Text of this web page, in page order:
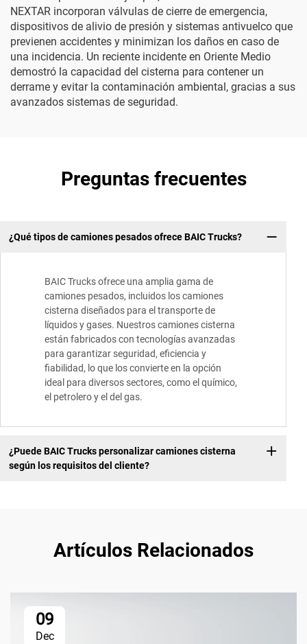
NEXTAR incorporan válvulas de cierre de emergencia,
dispositivos de alivio de presión y sistemas antivuelco que
previenen accidentes y minimizan los daños en caso de
una incidencia. Un reciente incidente en Oriente Medio
demostró la capacidad del cisterna para contener un
derrame y evitar la contaminación ambiental, gracias a sus
avanzados sistemas de seguridad.
Preguntas frecuentes
¿Qué tipos de camiones pesados ofrece BAIC Trucks?
BAIC Trucks ofrece una amplia gama de
camiones pesados, incluidos los camiones
cisterna diseñados para el transporte de
líquidos y gases. Nuestros camiones cisterna
están fabricados con tecnologías avanzadas
para garantizar seguridad, eficiencia y
fiabilidad, lo que los convierte en la opción
ideal para diversos sectores, como el químico,
el petrolero y el del gas.
¿Puede BAIC Trucks personalizar camiones cisterna
según los requisitos del cliente?
Artículos Relacionados
09
Dec